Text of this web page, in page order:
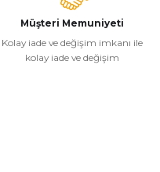
Müşteri Memuniyeti
Kolay iade ve değişim imkanı ile
kolay iade ve değişim